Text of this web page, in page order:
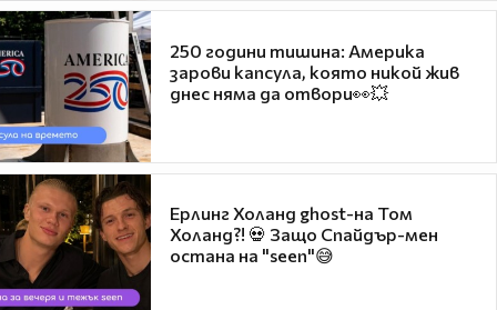
250 години тишина: Америка
зарови капсула, която никой жив
днес няма да отвори👀💥
Ерлинг Холанд ghost-на Том
Холанд?! 💀 Защо Спайдър-мен
остана на "seen"😅